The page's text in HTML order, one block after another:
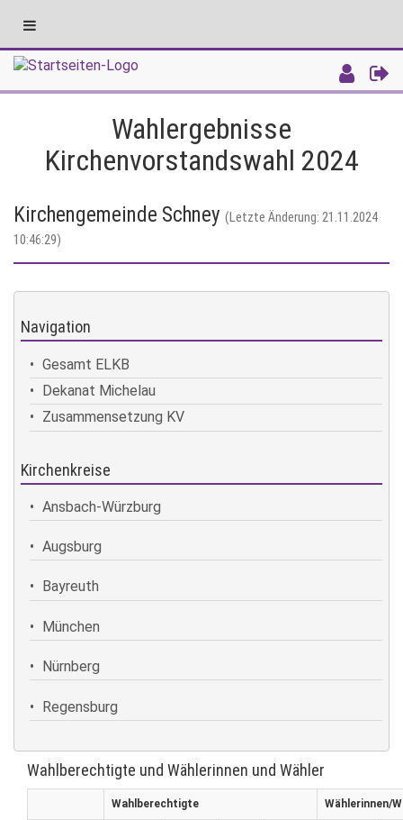
Toggle
navigation
Wahlergebnisse
Kirchenvorstandswahl 2024
Kirchengemeinde Schney (Letzte Änderung: 21.11.2024
10:46:29)
Navigation
Gesamt ELKB
Dekanat Michelau
Zusammensetzung KV
Kirchenkreise
Ansbach-Würzburg
Augsburg
Bayreuth
München
Nürnberg
Regensburg
Wahlberechtigte und Wählerinnen und Wähler
Wahlberechtigte Wählerinnen/